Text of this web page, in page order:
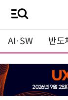
AI·SW 반도